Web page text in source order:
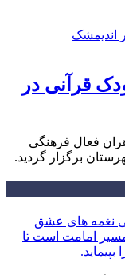
قرآنی در
فعال فرهنگی
برگزار گردید.